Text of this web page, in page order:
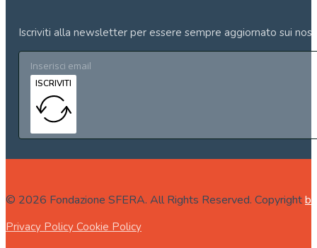
Iscriviti alla newsletter per essere sempre aggiornato sui
ISCRIVITI
© 2026 Fondazione SFERA. All Rights Reserved. Copyright
Privacy Policy Cookie Policy